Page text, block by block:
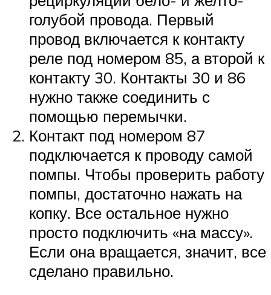
голубой провода. Первый
провод включается к контакту
реле под номером 85, а второй к
контакту 30. Контакты 30 и 86
нужно также соединить с
помощью перемычки.
Контакт под номером 87
подключается к проводу самой
помпы. Чтобы проверить работу
помпы, достаточно нажать на
копку. Все остальное нужно
просто подключить «на массу».
Если она вращается, значит, все
сделано правильно.